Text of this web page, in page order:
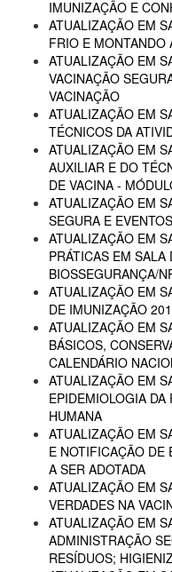
IMUNIZAÇÃO E
ATUALIZAÇÃO EM
FRIO E MONTANDO
ATUALIZAÇÃO EM
VACINAÇÃO
VACINAÇÃO
ATUALIZAÇÃO EM
TÉCNICOS DA
ATUALIZAÇÃO EM
AUXILIAR E DO
DE VACINA -
ATUALIZAÇÃO EM
SEGURA E
ATUALIZAÇÃO EM
PRÁTICAS EM SALA
BIOSSEGURANÇA/
ATUALIZAÇÃO EM
DE IMUNIZAÇÃO
ATUALIZAÇÃO EM
BÁSICOS,
CALENDÁRIO
ATUALIZAÇÃO EM
EPIDEMIOLOGIA
HUMANA
ATUALIZAÇÃO EM
E NOTIFICAÇÃO DE
A SER ADOTADA
ATUALIZAÇÃO EM
VERDADES NA
ATUALIZAÇÃO EM
ADMINISTRAÇÃO
RESÍDUOS;